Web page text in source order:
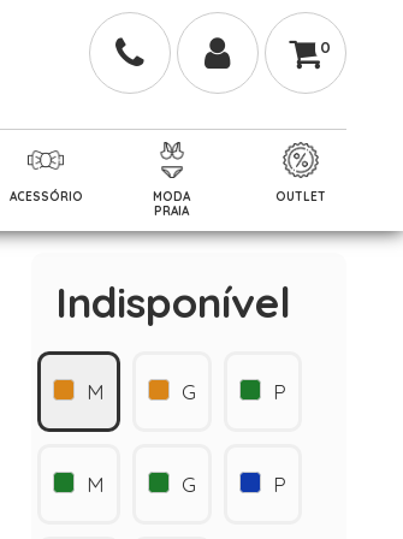
0
ACESSÓRIO
MODA
PRAIA
OUTLET
Indisponível
M G P
M G P